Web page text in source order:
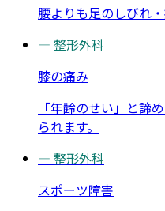
腰よりも足のしびれ
— 整形外科
膝の痛み
「年齢のせい」と諦
られます。
— 整形外科
スポーツ障害